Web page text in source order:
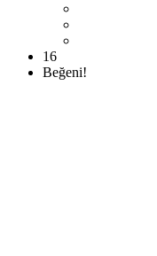
16
Beğeni!